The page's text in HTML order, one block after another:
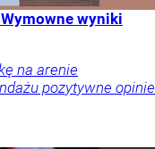
wyniki
na arenie
pozytywne opinie